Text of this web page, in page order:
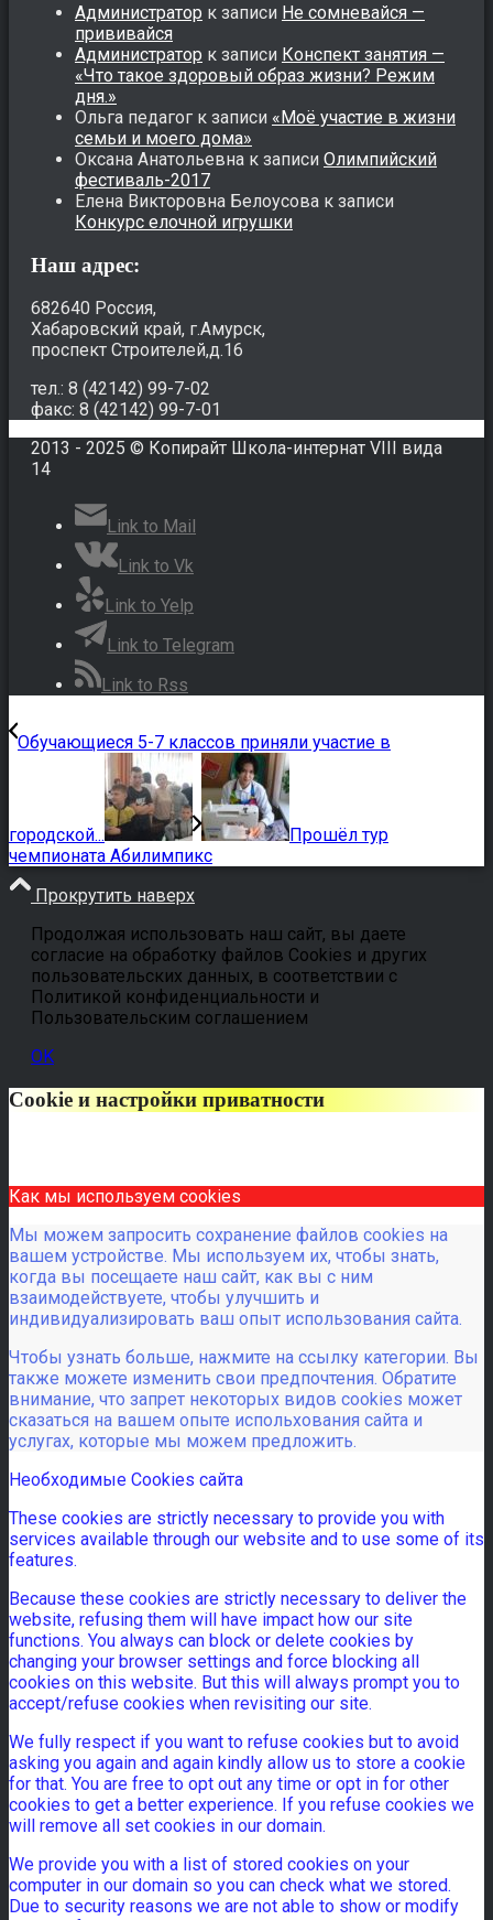
Администратор к записи Не сомневайся —
прививайся
Администратор к записи Конспект занятия —
«Что такое здоровый образ жизни? Режим
дня.»
Ольга педагог к записи «Моё участие в жизни
семьи и моего дома»
Оксана Анатольевна к записи Олимпийский
фестиваль-2017
Елена Викторовна Белоусова к записи
Конкурс елочной игрушки
Наш адрес:
682640 Россия,
Хабаровский край, г.Амурск,
проспект Строителей,д.16
тел.: 8 (42142) 99-7-02
факс: 8 (42142) 99-7-01
2013 - 2025 © Копирайт Школа-интернат VIII вида
14
Link to Mail
Link to Vk
Link to Yelp
Link to Telegram
Link to Rss
Обучающиеся 5-7 классов приняли участие в
городской...
Прошёл тур
чемпионата Абилимпикс
Прокрутить наверх
Продолжая использовать наш сайт, вы даете
согласие на обработку файлов Cookies и других
пользовательских данных, в соответствии с
Политикой конфиденциальности и
Пользовательским соглашением
OK
Cookie и настройки приватности
Как мы используем cookies
Мы можем запросить сохранение файлов cookies на
вашем устройстве. Мы используем их, чтобы знать,
когда вы посещаете наш сайт, как вы с ним
взаимодействуете, чтобы улучшить и
индивидуализировать ваш опыт использования сайта.
Чтобы узнать больше, нажмите на ссылку категории. Вы
также можете изменить свои предпочтения. Обратите
внимание, что запрет некоторых видов cookies может
сказаться на вашем опыте испольхования сайта и
услугах, которые мы можем предложить.
Необходимые Cookies сайта
These cookies are strictly necessary to provide you with
services available through our website and to use some of its
features.
Because these cookies are strictly necessary to deliver the
website, refusing them will have impact how our site
functions. You always can block or delete cookies by
changing your browser settings and force blocking all
cookies on this website. But this will always prompt you to
accept/refuse cookies when revisiting our site.
We fully respect if you want to refuse cookies but to avoid
asking you again and again kindly allow us to store a cookie
for that. You are free to opt out any time or opt in for other
cookies to get a better experience. If you refuse cookies we
will remove all set cookies in our domain.
We provide you with a list of stored cookies on your
computer in our domain so you can check what we stored.
Due to security reasons we are not able to show or modify